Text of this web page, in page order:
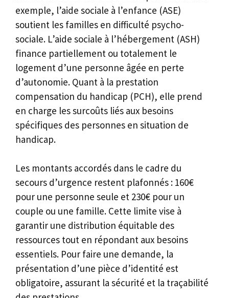
exemple, l’aide sociale à l’enfance (ASE)
soutient les familles en difficulté psycho-
sociale. L’aide sociale à l’hébergement (ASH)
finance partiellement ou totalement le
logement d’une personne âgée en perte
d’autonomie. Quant à la prestation
compensation du handicap (PCH), elle prend
en charge les surcoûts liés aux besoins
spécifiques des personnes en situation de
handicap.
Les montants accordés dans le cadre du
secours d’urgence restent plafonnés : 160€
pour une personne seule et 230€ pour un
couple ou une famille. Cette limite vise à
garantir une distribution équitable des
ressources tout en répondant aux besoins
essentiels. Pour faire une demande, la
présentation d’une pièce d’identité est
obligatoire, assurant la sécurité et la traçabilité